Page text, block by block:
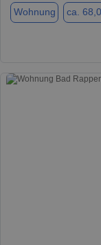
Wohnung ca.